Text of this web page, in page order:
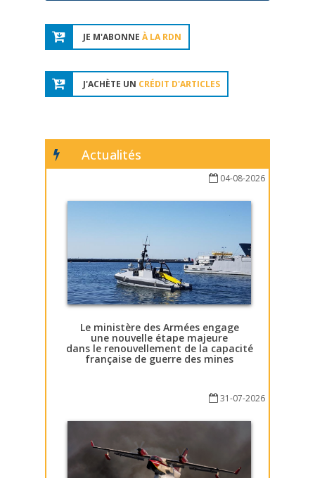
JE M'ABONNE À LA RDN
J'ACHÈTE UN CRÉDIT D'ARTICLES
Actualités
04-08-2026
Le ministère des Armées engage
une nouvelle étape majeure
dans le renouvellement de la capacité
française de guerre des mines
31-07-2026